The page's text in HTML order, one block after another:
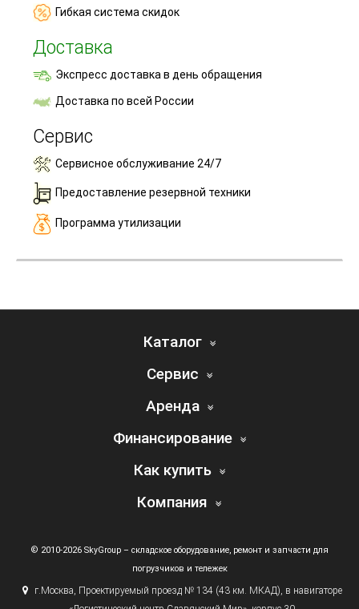
Гибкая система скидок
Доставка
Экспресс доставка в день обращения
Доставка по всей России
Сервис
Сервисное обслуживание 24/7
Предоставление резервной техники
Программа утилизации
Каталог
Сервис
Аренда
Финансирование
Как купить
Компания
© 2010-2026 SkyGroup – складское оборудование, ремонт и запчасти для
погрузчиков и тележек
г. Москва, Проектируемый проезд № 134 (43км. МКАД), в навигаторе